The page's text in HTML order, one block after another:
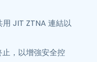
JIT ZTNA 連結以
，以增強安全控